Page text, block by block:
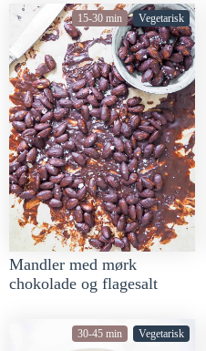
15-30 min Vegetarisk
Mandler med mørk
chokolade og flagesalt
30-45 min Vegetarisk